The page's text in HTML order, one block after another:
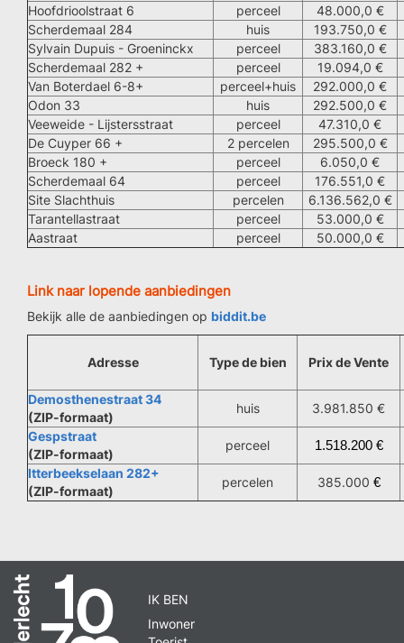
Hoofdrioolstraat 6
perceel
48.000,0 €
Scherdemaal 284
huis
193.750,0 €
Sylvain Dupuis - Groeninckx
perceel
383.160,0 €
Scherdemaal 282 +
perceel
19.094,0 €
Van Boterdael 6-8+
perceel+huis
292.000,0 €
Odon 33
huis
292.500,0 €
Veeweide - Lijstersstraat
perceel
47.310,0 €
De Cuyper 66 +
2 percelen
295.500,0 €
Broeck 180 +
perceel
6.050,0 €
Scherdemaal 64
perceel
176.551,0 €
Site Slachthuis
percelen
6.136.562,0 €
Tarantellastraat
perceel
53.000,0 €
Aastraat
perceel 50.000,0 €
Link naar lopende aanbiedingen
Bekijk alle de aanbiedingen op biddit.be
Adresse Type de bien Prix de Vente
Demosthenestraat 34
(ZIP-formaat)
huis
3.981.850 €
Gespstraat
(ZIP-formaat)
perceel 1.518.200 €
Itterbeekselaan 282+
(ZIP-formaat)
percelen 385.000 €
IK BEN
Inwoner